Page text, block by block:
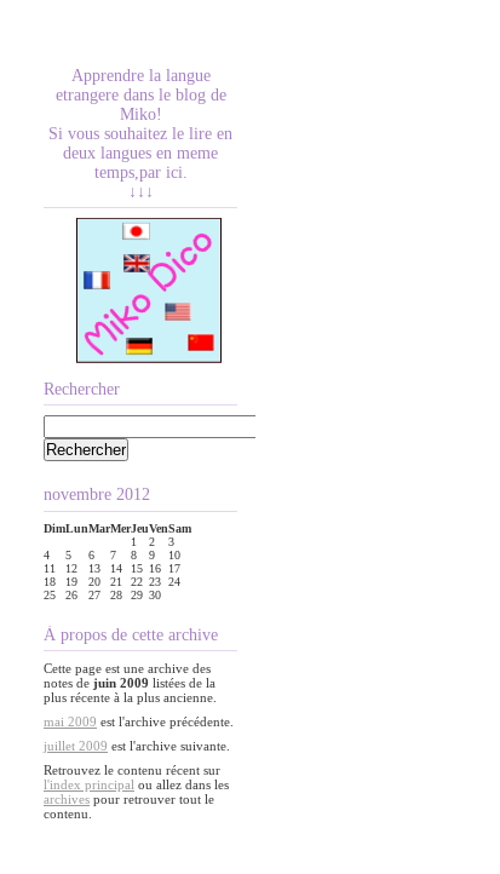
Apprendre la langue
etrangere dans le blog de
Miko!
Si vous souhaitez le lire en
deux langues en meme
temps,par ici.
↓↓↓
Rechercher
novembre 2012
DimLunMarMerJeuVenSam
1
2
3
4
5 6 7 8 9
10
11
12 13 14 15 16
17
18
19 20 21 22 23 24
25
26 27 28 29 30
À propos de cette archive
Cette page est une archive des
notes de juin 2009 listées de la
plus récente à la plus ancienne.
mai 2009 est l'archive précédente.
juillet 2009 est l'archive suivante.
Retrouvez le contenu récent sur
l'index principal ou allez dans les
archives pour retrouver tout le
contenu.